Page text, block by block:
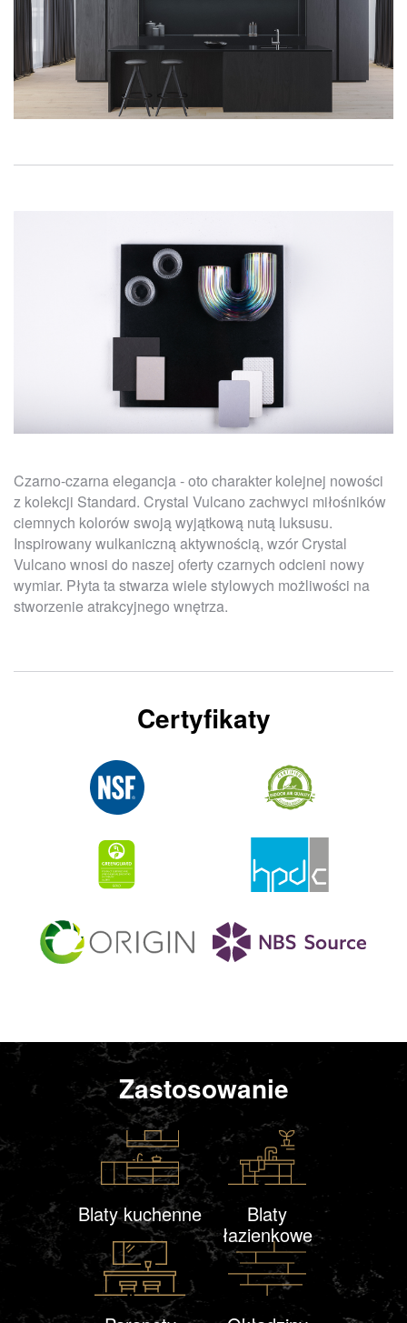
Czarno-czarna elegancja - oto charakter kolejnej nowości
z kolekcji Standard. Crystal Vulcano zachwyci miłośników
ciemnych kolorów swoją wyjątkową nutą luksusu.
Inspirowany wulkaniczną aktywnością, wzór Crystal
Vulcano wnosi do naszej oferty czarnych odcieni nowy
wymiar. Płyta ta stwarza wiele stylowych możliwości na
stworzenie atrakcyjnego wnętrza.
Certyfikaty
Zastosowanie
Blaty kuchenne Blaty
łazienkowe